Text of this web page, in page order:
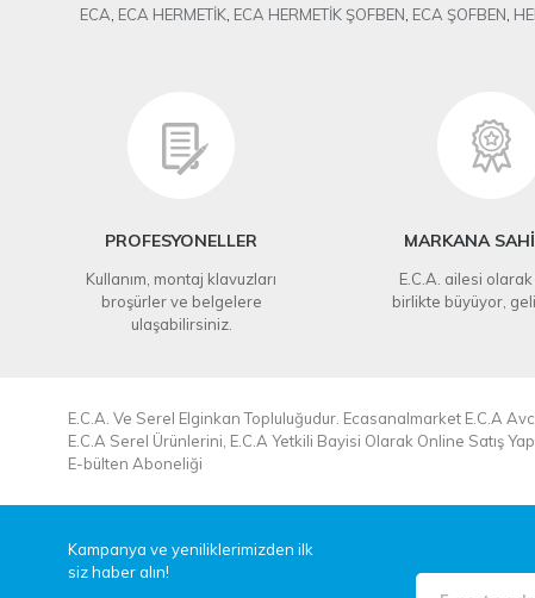
ECA ECA HERMETİK ECA HERMETİK ŞOFBEN ECA ŞOFBEN
PROFESYONELLER
Kullanım, montaj klavuzları
broşürler ve belgelere
ulaşabilirsiniz.
MARKANA
E.C.A. ailesi
birlikte büyüyor,
E.C.A. Ve Serel Elginkan Topluluğudur. Ecasanalmarket E.C.A
E.C.A Serel Ürünlerini, E.C.A Yetkili Bayisi Olarak Online Satış
E-bülten Aboneliği
Kampanya ve yeniliklerimizden ilk
siz haber alın!